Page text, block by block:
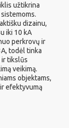
užtikrina
dizainu,
iki 10 kA
perkrovų ir
todėl tinka
ir tikslūs
veikimą.
objektams,
efektyvumą